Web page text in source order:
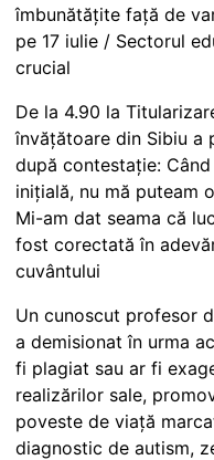
îmbunătățite față de
pe 17 iulie / Sectorul
crucial
De la 4.90 la
învățătoare din Sibiu a
după contestație:
inițială, nu mă puteam
Mi-am dat seama că
fost corectată în
cuvântului
Un cunoscut profesor
a demisionat în urma
fi plagiat sau ar fi
realizărilor sale,
poveste de viață
diagnostic de autism,